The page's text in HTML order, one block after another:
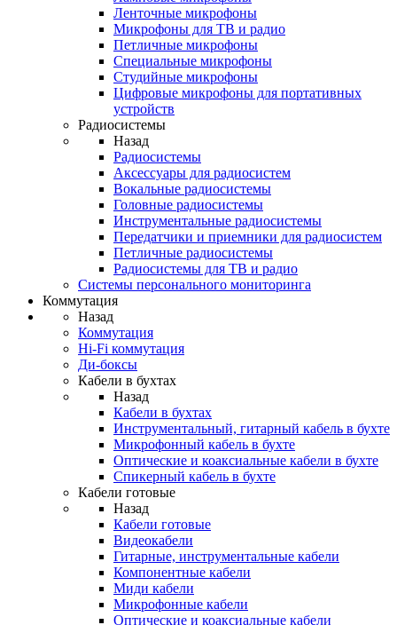
Ленточные микрофоны
Микрофоны для ТВ и радио
Петличные микрофоны
Специальные микрофоны
Студийные микрофоны
Цифровые микрофоны для портативных
устройств
Радиосистемы
Назад
Радиосистемы
Аксессуары для радиосистем
Вокальные радиосистемы
Головные радиосистемы
Инструментальные радиосистемы
Передатчики и приемники для радиосистем
Петличные радиосистемы
Радиосистемы для ТВ и радио
Системы персонального мониторинга
Коммутация
Назад
Коммутация
Hi-Fi коммутация
Ди-боксы
Кабели в бухтах
Назад
Кабели в бухтах
Инструментальный, гитарный кабель в бухте
Микрофонный кабель в бухте
Оптические и коаксиальные кабели в бухте
Спикерный кабель в бухте
Кабели готовые
Назад
Кабели готовые
Видеокабели
Гитарные, инструментальные кабели
Компонентные кабели
Миди кабели
Микрофонные кабели
Оптические и коаксиальные кабели